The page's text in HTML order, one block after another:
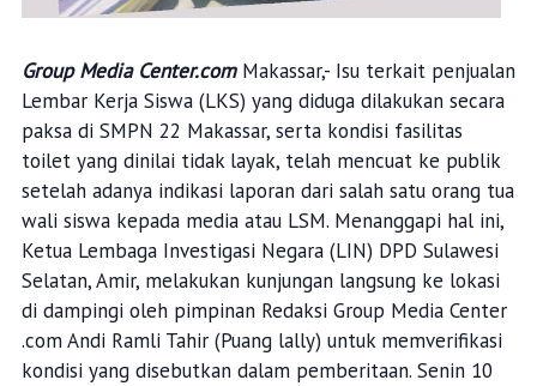
Group Media Center.comMakassar,- Isu terkait penjualan
Lembar Kerja Siswa (LKS) yang diduga dilakukan secara
paksa di SMPN 22 Makassar, serta kondisi fasilitas
toilet yang dinilai tidak layak, telah mencuat ke publik
setelah adanya indikasi laporan dari salah satu orang tua
wali siswa kepada media atau LSM. Menanggapi hal ini,
Ketua Lembaga Investigasi Negara (LIN) DPD Sulawesi
Selatan, Amir, melakukan kunjungan langsung ke lokasi
di dampingi oleh pimpinan Redaksi Group Media Center
.com Andi Ramli Tahir (Puang lally) untuk memverifikasi
kondisi yang disebutkan dalam pemberitaan. Senin 10